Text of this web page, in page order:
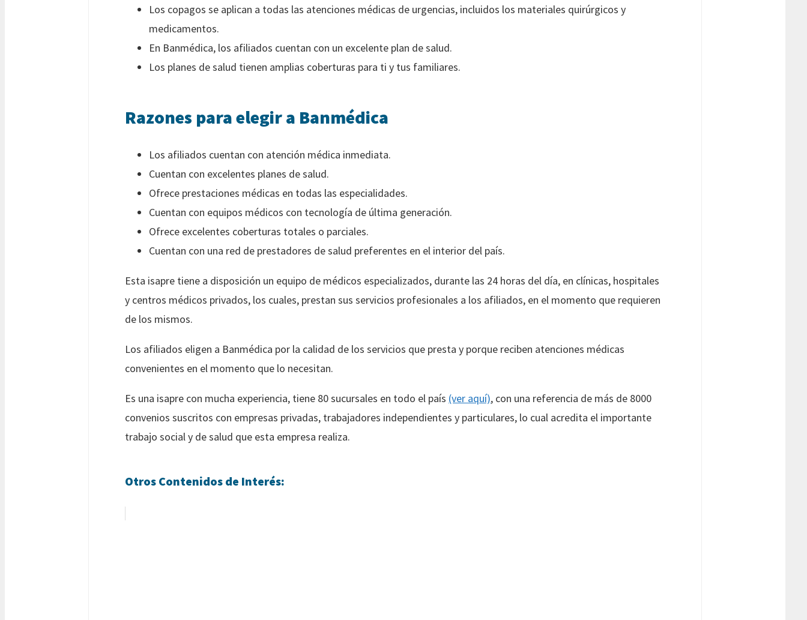
Los copagos se aplican a todas las atenciones médicas de urgencias, incluidos los materiales quirúrgicos y
medicamentos.
En Banmédica, los afiliados cuentan con un excelente plan de salud.
Los planes de salud tienen amplias coberturas para ti y tus familiares.
Razones para elegir a Banmédica
Los afiliados cuentan con atención médica inmediata.
Cuentan con excelentes planes de salud.
Ofrece prestaciones médicas en todas las especialidades.
Cuentan con equipos médicos con tecnología de última generación.
Ofrece excelentes coberturas totales o parciales.
Cuentan con una red de prestadores de salud preferentes en el interior del país.
Esta isapre tiene a disposición un equipo de médicos especializados, durante las 24 horas del día, en clínicas, hospitales
y centros médicos privados, los cuales, prestan sus servicios profesionales a los afiliados, en el momento que requieren
de los mismos.
Los afiliados eligen a Banmédica por la calidad de los servicios que presta y porque reciben atenciones médicas
convenientes en el momento que lo necesitan.
Es una isapre con mucha experiencia, tiene 80 sucursales en todo el país (ver aquí), con una referencia de más de 8000
convenios suscritos con empresas privadas, trabajadores independientes y particulares, lo cual acredita el importante
trabajo social y de salud que esta empresa realiza.
Otros Contenidos de Interés: